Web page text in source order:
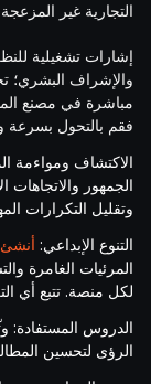
التجارية غير
إشارات تشغيلية
والإشراف البشري؛
مباشرة في مصنع
فقم بالتحول بسرعة
الاكتشاف ومواءمة
الجمهور
وتقليل التكرارات
التنوع الإبداعي: أنشئ
المرئيات الغامرة
لكل منصة. تتبع أي
الدروس المستفادة:
الرؤى لتحسين